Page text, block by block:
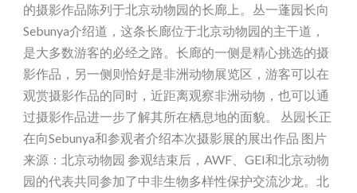
的摄影作品陈列于北京动物园的长廊上。丛一蓬园长向
Sebunya介绍道，这条长廊位于北京动物园的主干道，
是大多数游客的必经之路。长廊的一侧是精心挑选的摄
影作品，另一侧则恰好是非洲动物展览区，游客可以在
观赏摄影作品的同时，近距离观察非洲动物，也可以通
过摄影作品进一步了解其所在栖息地的面貌。 丛园长正
在向Sebunya和参观者介绍本次摄影展的展出作品 图片
来源：北京动物园 参观结束后，AWF、GEI和北京动物
园的代表共同参加了中非生物多样性保护交流沙龙。北